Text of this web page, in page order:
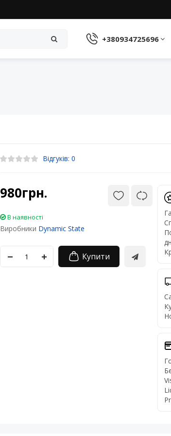
+380934725696
Відгуків: 0
980грн.
В наявності
Виробники Dynamic State
Купити